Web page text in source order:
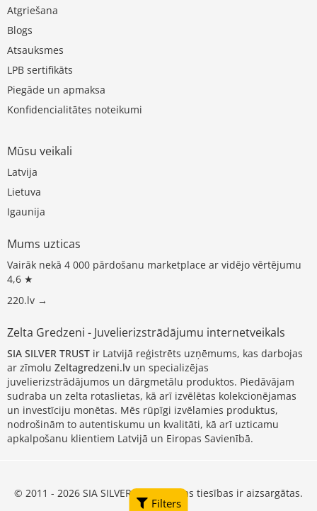
Filters
Atgriešana
Blogs
Atsauksmes
LPB sertifikāts
Piegāde un apmaksa
Konfidencialitātes noteikumi
Mūsu veikali
Latvija
Lietuva
Igaunija
Mums uzticas
Vairāk nekā 4 000 pārdošanu marketplace ar vidējo vērtējumu
4,6 ★
220.lv →
Zelta Gredzeni - Juvelierizstrādājumu internetveikals
SIA SILVER TRUST ir Latvijā reģistrēts uzņēmums, kas darbojas
ar zīmolu Zeltagredzeni.lv un specializējas
juvelierizstrādājumos un dārgmetālu produktos. Piedāvājam
sudraba un zelta rotaslietas, kā arī izvēlētas kolekcionējamas
un investīciju monētas. Mēs rūpīgi izvēlamies produktus,
nodrošinām to autentiskumu un kvalitāti, kā arī uzticamu
apkalpošanu klientiem Latvijā un Eiropas Savienībā.
© 2011 - 2026 SIA SILVER TRUST, visas tiesības ir aizsargātas.